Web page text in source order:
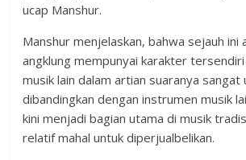
ucap Manshur.
Manshur menjelaskan, bahwa sejauh ini
angklung mempunyai karakter
musik lain dalam artian suaranya sangat
dibandingkan dengan instrumen musik
kini menjadi bagian utama di musik
relatif mahal untuk diperjualbelikan.